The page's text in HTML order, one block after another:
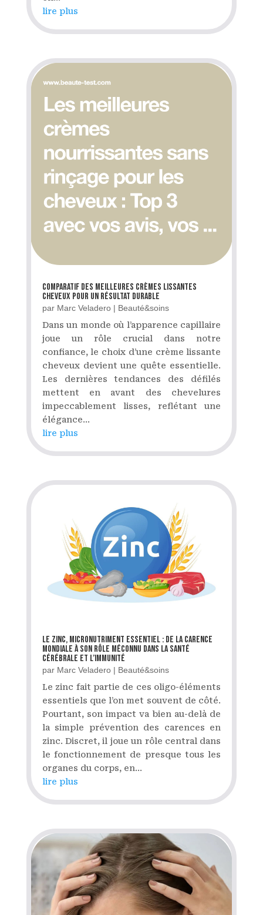
lire plus
Comparatif des meilleures crèmes lissantes
cheveux pour un résultat durable
par Marc Veladero| Beauté&soins
Dans un monde où l’apparence capillaire
joue un rôle crucial dans notre
confiance, le choix d’une crème lissante
cheveux devient une quête essentielle.
Les dernières tendances des défilés
mettent en avant des chevelures
impeccablement lisses, reflétant une
élégance...
lire plus
Le zinc, micronutriment essentiel : de la carence
mondiale à son rôle méconnu dans la santé
cérébrale et l’immunité
par Marc Veladero| Beauté&soins
Le zinc fait partie de ces oligo-éléments
essentiels que l’on met souvent de côté.
Pourtant, son impact va bien au-delà de
la simple prévention des carences en
zinc. Discret, il joue un rôle central dans
le fonctionnement de presque tous les
organes du corps, en...
lire plus